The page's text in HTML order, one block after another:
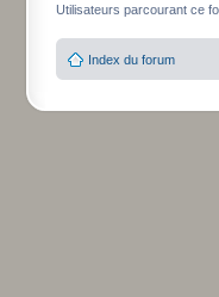
Utilisateurs parcourant ce
Index du forum